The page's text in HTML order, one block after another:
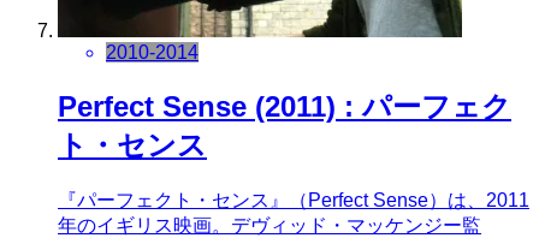
2010-2014
Perfect Sense (2011) : パーフェク
ト・センス
『パーフェクト・センス』（Perfect Sense）は、2011
年のイギリス映画。デヴィッド・マッケンジー監